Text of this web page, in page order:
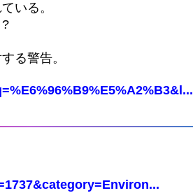
いる。
る警告。